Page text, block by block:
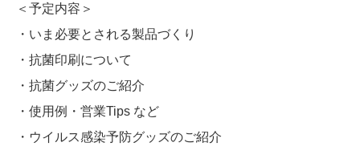
＜予定内容＞
・いま必要とされる製品づくり
・抗菌印刷について
・抗菌グッズのご紹介
・使用例・営業Tips など
・ウイルス感染予防グッズのご紹介